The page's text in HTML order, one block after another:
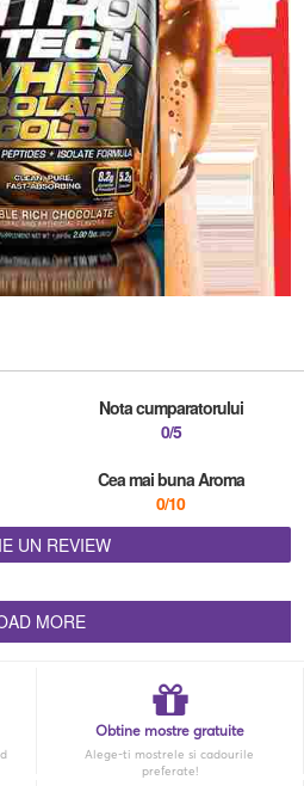
Nota cumparatorului
0/5
Cea mai buna Aroma
0/10
UN REVIEW
MORE
Obtine mostre gratuite
Alege-ti mostrele si cadourile
preferate!